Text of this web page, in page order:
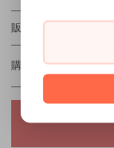
販売価格
購入数